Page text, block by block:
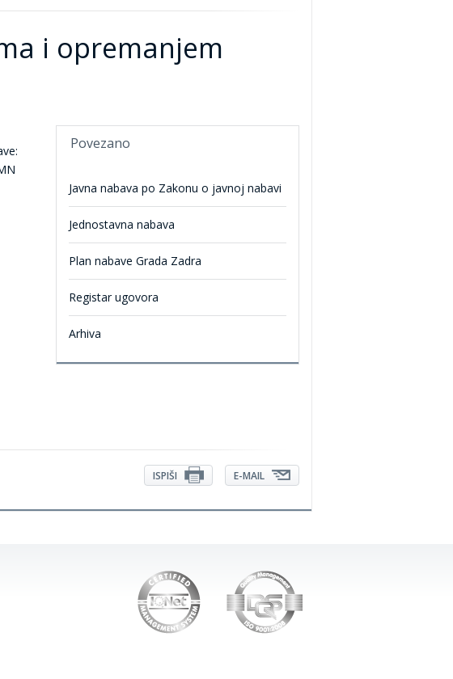
i opremanjem
Povezano
Javna nabava po Zakonu o javnoj nabavi
Jednostavna nabava
Plan nabave Grada Zadra
Registar ugovora
Arhiva
E-MAIL
ISPIŠI